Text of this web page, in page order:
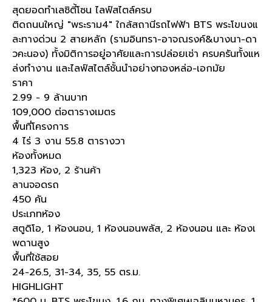
สุดยอดทำเลซิตี้โซน ไลฟ์สไตล์ครบ
ติดถนนใหญ่ "พระราม4" ใกล้สถานีรถไฟฟ้า BTS พระโขนงแ
ละทางด่วน 2 สายหลัก (รามอินทรา-อาจณรงค์&บางนา-ดา
วคะนอง) ทั้งมิติการอยู่อาศัยและการปล่อยเช่า ครบครันทั้งแห
ล่งทำงาน และไลฟ์สไตล์ชั้นนำอย่างทองหล่อ-เอกมัย
ราคา
2.99 - 9 ล้านบาท
109,000 ต่อตารางเมตร
พื้นที่โครงการ
4 ไร่ 3 งาน 55.8 ตารางวา
ห้องทั้งหมด
1,323 ห้อง, 2 ร้านค้า
ลานจอดรถ
450 คัน
ประเภทห้อง
สตูดิโอ, 1 ห้องนอน, 1 ห้องนอนพลัส, 2 ห้องนอน และ ห้องเ
พดานสูง
พื้นที่ใช้สอย
24-26.5, 31-34, 35, 55 ตร.ม.
HIGHLIGHT